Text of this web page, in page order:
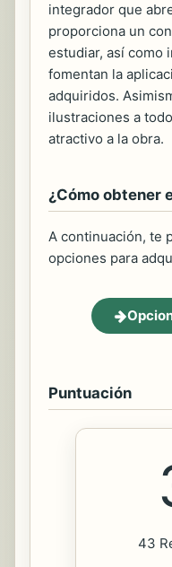
integrador que
proporciona un
estudiar, así como
fomentan la
adquiridos.
ilustraciones a
atractivo a la obra.
¿Cómo obtener
A continuación, te
opciones para
Puntuación
43